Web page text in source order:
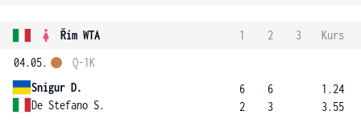
Řím WTA 1 2 3
Kurs
04.05.
Snigur D.
De Stefano S.
Q-1K
6
2
6
3
1.24
3.55